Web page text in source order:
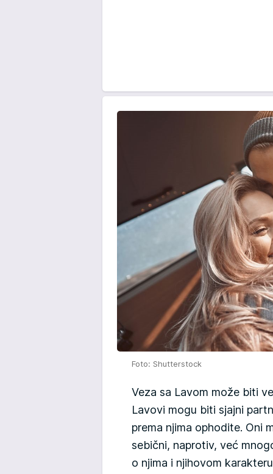
Foto: Shutterstock
Veza sa Lavom može biti
Lavovi mogu biti sjajni
prema njima ophodite. Oni
sebični, naprotiv, već
o njima i njihovom